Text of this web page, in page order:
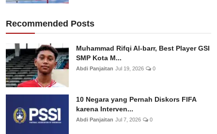
Recommended Posts
Muhammad Rifqi Al-barr, Best Player GSI
SMP Kota M...
Abdi Panjaitan Jul 19, 2026 0
10 Negara yang Pernah Diskors FIFA
karena Interven...
Abdi Panjaitan Jul 7, 2026 0